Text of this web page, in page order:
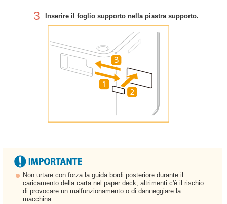
3 Inserire il foglio supporto nella piastra supporto.
Non urtare con forza la guida bordi posteriore durante il
caricamento della carta nel paper deck, altrimenti c'è il rischio
di provocare un malfunzionamento o di danneggiare la
macchina.